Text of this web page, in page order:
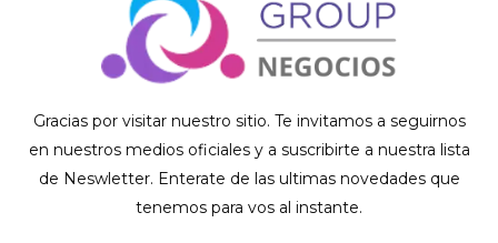
Gracias por visitar nuestro sitio. Te invitamos a seguirnos
en nuestros medios oficiales y a suscribirte a nuestra lista
de Neswletter. Enterate de las ultimas novedades que
tenemos para vos al instante.